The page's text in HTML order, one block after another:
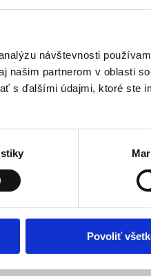
návštevnosti
našim partnerom v oblasti
s ďalšími údajmi, ktoré ste
Povoliť